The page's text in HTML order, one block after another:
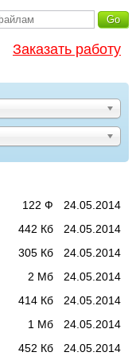
Заказать работу
24.05.2014
122 Ф
24.05.2014
442 Кб
24.05.2014
305 Кб
24.05.2014
2 Мб
24.05.2014
414 Кб
24.05.2014
1 Мб
24.05.2014
452 Кб